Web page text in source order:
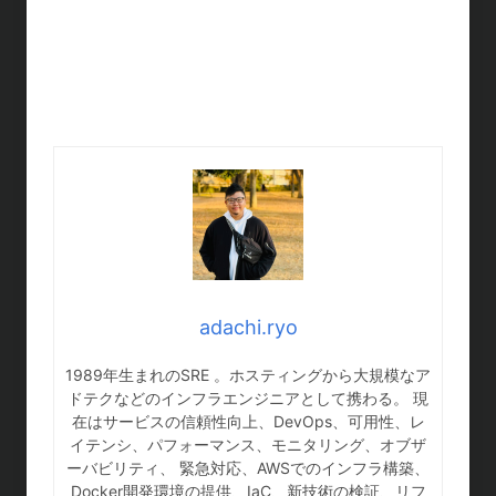
adachi.ryo
1989年生まれのSRE 。ホスティングから大規模なア
ドテクなどのインフラエンジニアとして携わる。 現
在はサービスの信頼性向上、DevOps、可用性、レ
イテンシ、パフォーマンス、モニタリング、オブザ
ーバビリティ、 緊急対応、AWSでのインフラ構築、
Docker開発環境の提供、IaC、新技術の検証、リフ